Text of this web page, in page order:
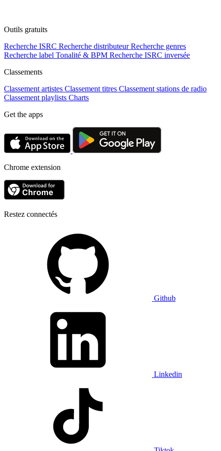
Outils gratuits
Recherche ISRC Recherche distributeur Recherche genres
Recherche label Tonalité & BPM Recherche ISRC inversée
Classements
Classement artistes Classement titres Classement stations de radio
Classement playlists Charts
Get the apps
Chrome extension
Restez connectés
Github
Linkedin